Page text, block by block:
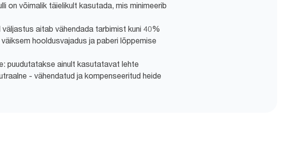
on võimalik täielikult kasutada, mis minimeerib
väljastus aitab vähendada tarbimist kuni 40%
hooldusvajadus ja paberi lõppemise
puudutatakse ainult kasutatavat lehte
- vähendatud ja kompenseeritud heide